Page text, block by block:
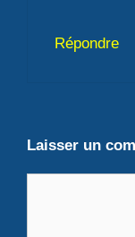
Répondre
Laisser un